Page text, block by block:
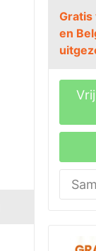
Gratis
en